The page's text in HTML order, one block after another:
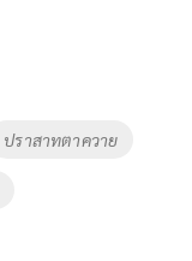
ปราสาทตาควาย